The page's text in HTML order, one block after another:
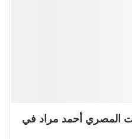
المصري أحمد مراد في